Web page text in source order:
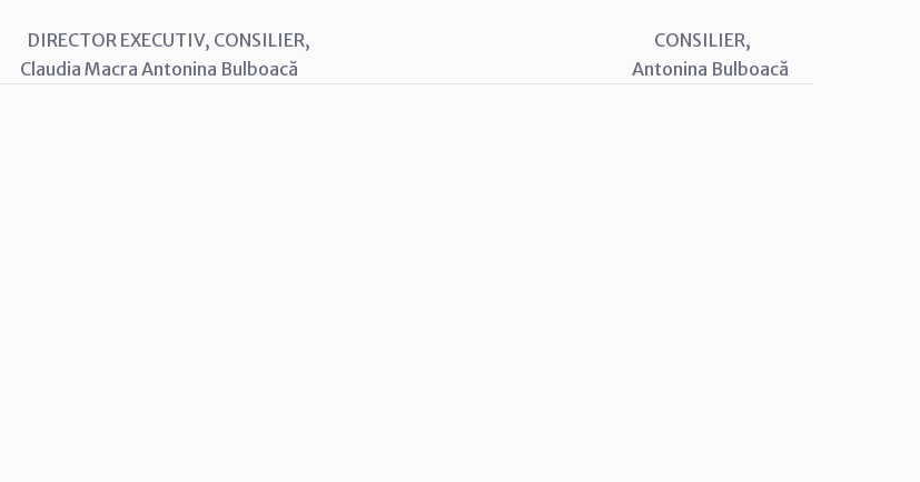
DIRECTOR EXECUTIV, CONSILIER, CONSILIER,
Claudia Macra Antonina Bulboacă Antonina Bulboacă